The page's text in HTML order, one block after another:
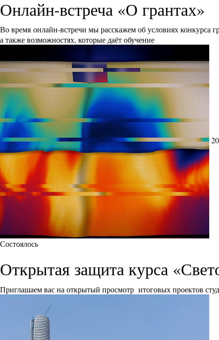
Онлайн-встреча «О грантах»
Во время онлайн-встречи мы расскажем об условиях
а также возможностях, которые даёт обучение
Состоялось
Открытая защита курса
Приглашаем вас на открытый просмотр итоговых проектов